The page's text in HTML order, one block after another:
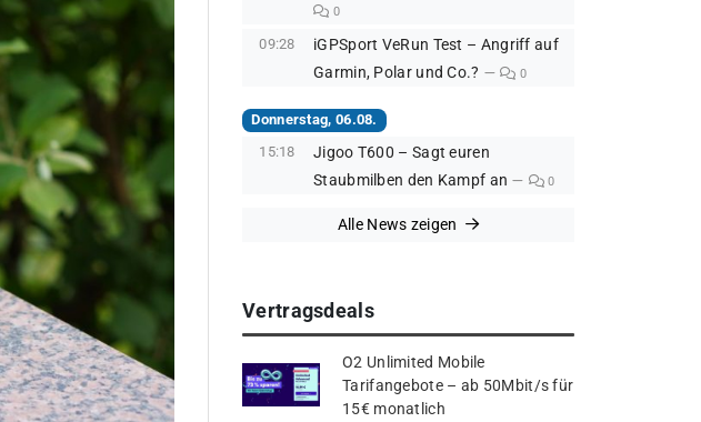
0
09:28
iGPSport VeRun Test – Angriff auf
Garmin, Polar und Co.?
0
Donnerstag, 06.08.
15:18
Jigoo T600 – Sagt euren
Staubmilben den Kampf an
0
Alle News zeigen
Vertragsdeals
O2 Unlimited Mobile
Tarifangebote – ab 50Mbit/s für
15€ monatlich